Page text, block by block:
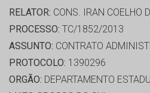
RELATOR: CONS. IRAN COELHO
PROCESSO: TC/1852/2013
ASSUNTO: CONTRATO
PROTOCOLO: 1390296
ORGÃO: DEPARTAMENTO